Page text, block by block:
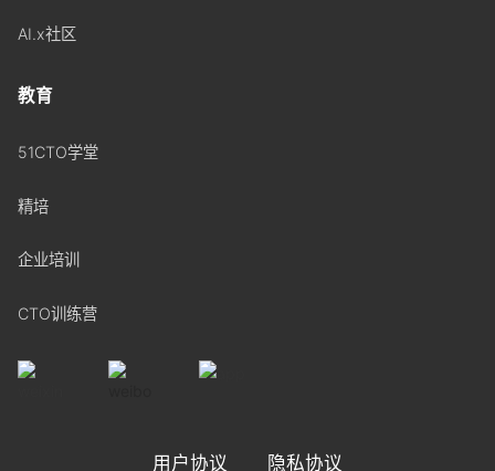
AI.x社区
教育
51CTO学堂
精培
企业培训
CTO训练营
用户协议 隐私协议